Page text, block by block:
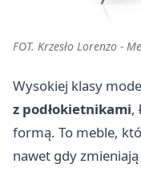
FOT. Krzesło Lorenzo -
Wysokiej klasy
z podłokietnikami,
formą. To meble,
nawet gdy